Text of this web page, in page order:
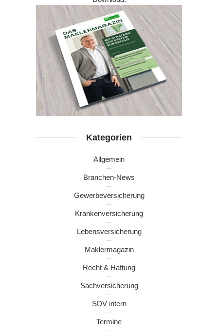
Kategorien
Allgemein
Branchen-News
Gewerbeversicherung
Krankenversicherung
Lebensversicherung
Maklermagazin
Recht & Haftung
Sachversicherung
SDV intern
Termine